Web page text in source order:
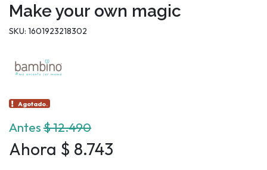
Make your own magic
SKU: 1601923218302
Agotado.
Antes$ 12.490
Ahora $ 8.743